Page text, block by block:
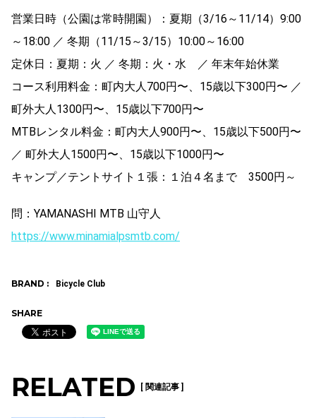
営業日時（公園は常時開園）：夏期（3/16～11/14）9:00
～18:00 ／ 冬期（11/15～3/15）10:00～16:00
定休日：夏期：火 ／ 冬期：火・水 ／ 年末年始休業
コース利用料金：町内大人700円〜、15歳以下300円〜 ／
町外大人1300円〜、15歳以下700円〜
MTBレンタル料金：町内大人900円〜、15歳以下500円〜
／ 町外大人1500円〜、15歳以下1000円〜
キャンプ／テントサイト１張：１泊４名まで 3500円～
問：YAMANASHI MTB 山守人
https://www.minamialpsmtb.com/
BRAND : Bicycle Club
SHARE
RELATED [ 関連記事 ]